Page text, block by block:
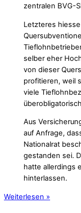
zentralen BVG-
Letzteres
selber eher
von dieser
profitieren, weil
viele
Aus
auf Anfrage,
Nationalrat
gestanden sei.
hatte allerdings
hinterlassen.
Weiterlesen »